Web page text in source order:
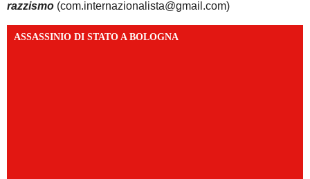
razzismo (com.internazionalista@gmail.com)
ASSASSINIO DI STATO A BOLOGNA